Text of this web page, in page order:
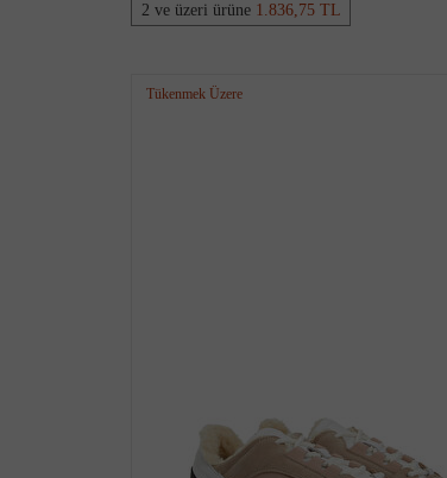
2 ve üzeri ürüne 1.836,75 TL
Tükenmek Üzere